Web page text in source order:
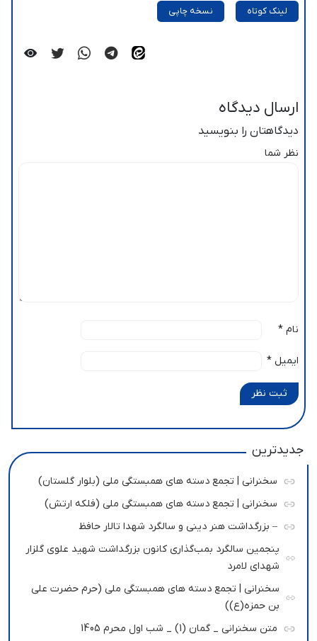
لینک کوتاه نسخه چاپی
ارسال دیدگاه
دیدگاهتان را بنویسید
نظر شما
نام *
ایمیل *
ثبت نظر
جدیدترین
سخنرانی | تجمع دسته های همبستگی ملی (بلوار گلستان)
سخنرانی | تجمع دسته های همبستگی ملی (فلکه ارتش)
– بزرگداشت هنر دینی و سالگرد شهدا تالار حافظ
پنجمین سالگرد بمب‌گذاری کانون بزرگداشت شهید علوی گلزار
شهدای لامرد
سخنرانی | تجمع دسته های همبستگی ملی (حرم حضرت علی
بن حمزه(ع))
متن سخنرانی _ گمان (1) _ شب اول محرم 1405